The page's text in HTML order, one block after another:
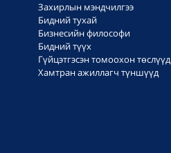
Захирлын мэндчилгээ
Бидний тухай
Бизнесийн философи
Бидний түүх
Гүйцэтгэсэн томоохон төслүүд
Хамтран ажиллагч түншүүд